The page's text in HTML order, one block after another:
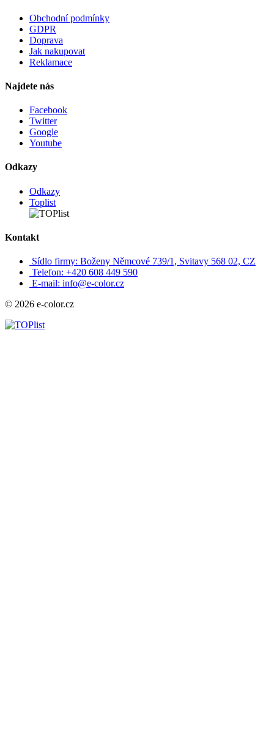
Obchodní podmínky
GDPR
Doprava
Jak nakupovat
Reklamace
Najdete nás
Facebook
Twitter
Google
Youtube
Odkazy
Odkazy
Toplist
Kontakt
Sídlo firmy: Boženy Němcové 739/1, Svitavy 568 02, CZ
Telefon: +420 608 449 590
E-mail: info@e-color.cz
© 2026 e-color.cz